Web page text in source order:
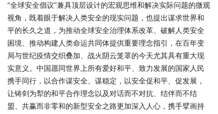
“全球安全倡议”兼具顶层设计的宏观思维和解决实际问题的微观
视角，既着眼于解决人类安全的现实问题，也提出谋求世界和
平的长久之道，为推动全球安全治理体系改革、破解人类安全
困境、推动构建人类命运共同体提供重要理念指引，在百年变
局与世纪疫情交织叠加、战火阴云笼罩的今天尤其具有重大现
实意义。中国愿同世界上所有爱好和平、致力发展的国家人民
携手同行，以合作谋安全、谋稳定，以安全促和平、促发展，
让铸剑为犁的和平合作理念以及对话而不对抗、结伴而不结
盟、共赢而非零和的新型安全之路更加深入人心，携手擘画持